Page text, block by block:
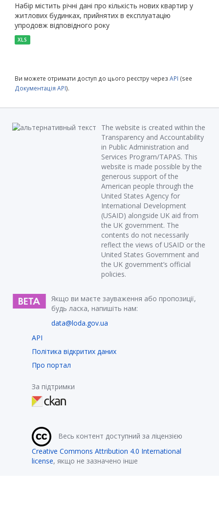
Набір містить річні дані про кількість нових квартир у
житлових будинках, прийнятих в експлуатацію
упродовж відповідного року
XLS
Ви можете отримати доступ до цього реєстру через API (see
Документація API).
The website is created within the
Transparency and Accountability
in Public Administration and
Services Program/TAPAS. This
website is made possible by the
generous support of the
American people through the
United States Agency for
International Development
(USAID) alongside UK aid from
the UK government. The
contents do not necessarily
reflect the views of USAID or the
United States Government and
the UK government’s official
policies.
Якщо ви маєте зауваження або пропозиції,
будь ласка, напишіть нам:
data@loda.gov.ua
API
Політика відкритих даних
Про портал
За підтримки
Весь контент доступний за ліцензією
Creative Commons Attribution 4.0 International
license, якщо не зазначено інше